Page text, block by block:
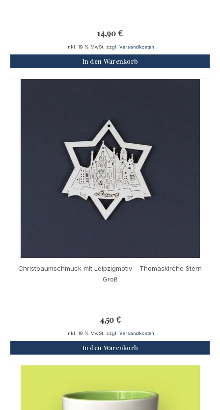
14,90 €
inkl. 19 % MwSt. zzgl. Versandkosten
In den Warenkorb
Christbaumschmuck mit Leipzigmotiv – Thomaskirche Stern
Groß
4,50 €
inkl. 19 % MwSt. zzgl. Versandkosten
In den Warenkorb